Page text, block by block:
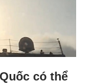
có thể